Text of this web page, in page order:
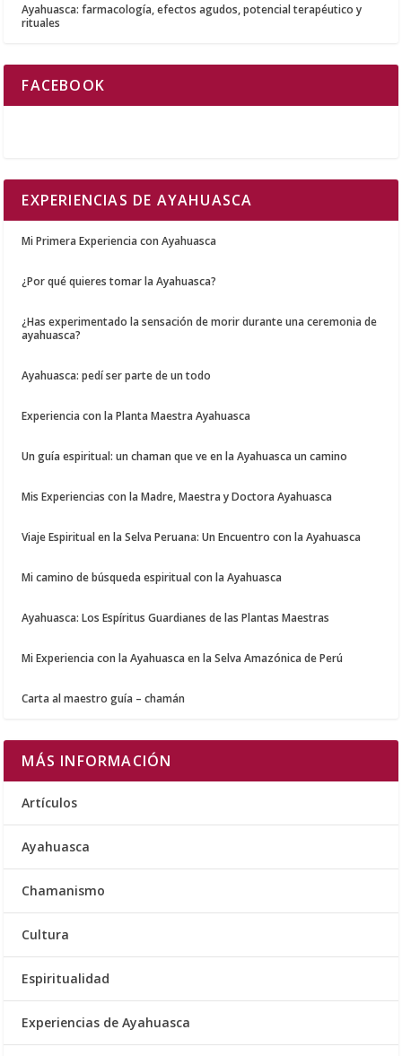
Ayahuasca: farmacología, efectos agudos, potencial terapéutico y
rituales
FACEBOOK
EXPERIENCIAS DE AYAHUASCA
Mi Primera Experiencia con Ayahuasca
¿Por qué quieres tomar la Ayahuasca?
¿Has experimentado la sensación de morir durante una ceremonia de
ayahuasca?
Ayahuasca: pedí ser parte de un todo
Experiencia con la Planta Maestra Ayahuasca
Un guía espiritual: un chaman que ve en la Ayahuasca un camino
Mis Experiencias con la Madre, Maestra y Doctora Ayahuasca
Viaje Espiritual en la Selva Peruana: Un Encuentro con la Ayahuasca
Mi camino de búsqueda espiritual con la Ayahuasca
Ayahuasca: Los Espíritus Guardianes de las Plantas Maestras
Mi Experiencia con la Ayahuasca en la Selva Amazónica de Perú
Carta al maestro guía – chamán
MÁS INFORMACIÓN
Artículos
Ayahuasca
Chamanismo
Cultura
Espiritualidad
Experiencias de Ayahuasca